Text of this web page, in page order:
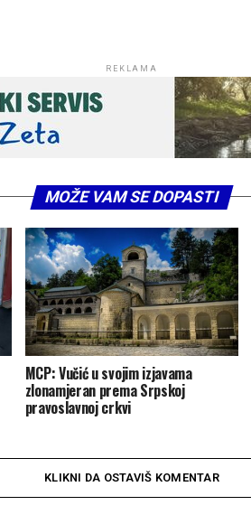
REKLAMA
MOŽE VAM SE DOPASTI
MCP: Vučić u svojim izjavama
zlonamjeran prema Srpskoj
pravoslavnoj crkvi
KLIKNI DA OSTAVIŠ KOMENTAR